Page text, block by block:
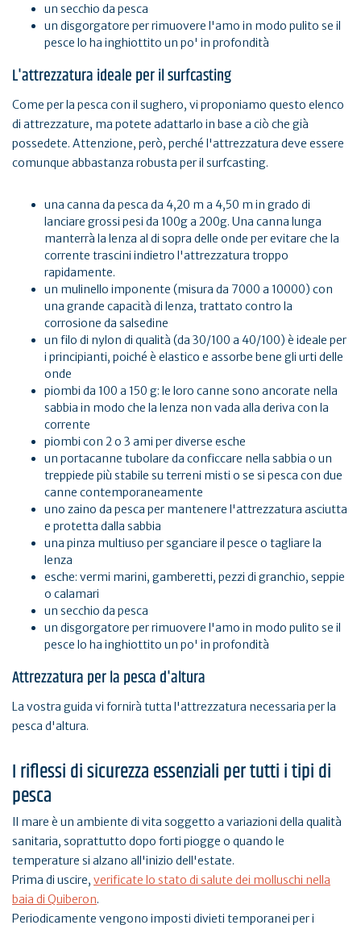
un secchio da pesca
un disgorgatore per rimuovere l'amo in modo pulito se il
pesce lo ha inghiottito un po' in profondità
L'attrezzatura ideale per il surfcasting
Come per la pesca con il sughero, vi proponiamo questo elenco
di attrezzature, ma potete adattarlo in base a ciò che già
possedete. Attenzione, però, perché l'attrezzatura deve essere
comunque abbastanza robusta per il surfcasting.
una canna da pesca da 4,20 m a 4,50 m in grado di
lanciare grossi pesi da 100g a 200g. Una canna lunga
manterrà la lenza al di sopra delle onde per evitare che la
corrente trascini indietro l'attrezzatura troppo
rapidamente.
un mulinello imponente (misura da 7000 a 10000) con
una grande capacità di lenza, trattato contro la
corrosione da salsedine
un filo di nylon di qualità (da 30/100 a 40/100) è ideale per
i principianti, poiché è elastico e assorbe bene gli urti delle
onde
piombi da 100 a 150 g: le loro canne sono ancorate nella
sabbia in modo che la lenza non vada alla deriva con la
corrente
piombi con 2 o 3 ami per diverse esche
un portacanne tubolare da conficcare nella sabbia o un
treppiede più stabile su terreni misti o se si pesca con due
canne contemporaneamente
uno zaino da pesca per mantenere l'attrezzatura asciutta
e protetta dalla sabbia
una pinza multiuso per sganciare il pesce o tagliare la
lenza
esche: vermi marini, gamberetti, pezzi di granchio, seppie
o calamari
un secchio da pesca
un disgorgatore per rimuovere l'amo in modo pulito se il
pesce lo ha inghiottito un po' in profondità
Attrezzatura per la pesca d'altura
La vostra guida vi fornirà tutta l'attrezzatura necessaria per la
pesca d'altura.
I riflessi di sicurezza essenziali per tutti i tipi di
pesca
Il mare è un ambiente di vita soggetto a variazioni della qualità
sanitaria, soprattutto dopo forti piogge o quando le
temperature si alzano all'inizio dell'estate.
Prima di uscire, verificate lo stato di salute dei molluschi nella
baia di Quiberon.
Periodicamente vengono imposti divieti temporanei per i